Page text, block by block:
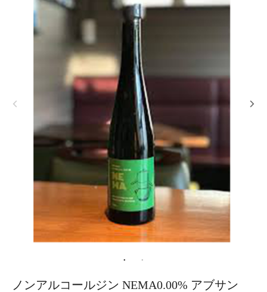
ノンアルコールジン NEMA0.00% アブサン